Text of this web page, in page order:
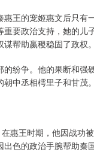
惠王的宠姬惠文后只
要政治支持，她的儿
帮助嬴稷稳固了政权。
纷争。他的果断和强
中丞相樗里子和甘茂。
惠王时期，他因战功
色的政治手腕帮助秦